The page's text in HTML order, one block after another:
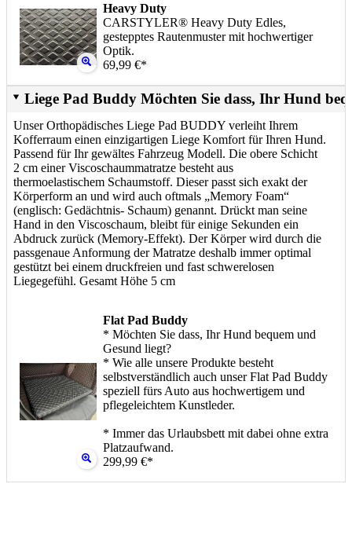
Heavy Duty
CARSTYLER® Heavy Duty Edles,
gestepptes Rautenmuster mit hochwertiger
Optik.
69,99 €*
Liege Pad Buddy Möchten Sie dass, Ihr Hund
Unser Orthopädisches Liege Pad BUDDY verleiht Ihrem
Kofferraum einen einzigartigen Liege Komfort für Ihren Hund.
Passend für Ihr gewältes Fahrzeug Modell. Die obere Schicht
2 cm einer Viscoschaummatratze besteht aus
thermoelastischem Schaumstoff. Dieser passt sich exakt der
Körperform an und wird auch oftmals „Memory Foam“
(englisch: Gedächtnis- Schaum) genannt. Drückt man seine
Hand in den Viscoschaum, bleibt für einige Sekunden ein
Abdruck zurück (Memory-Effekt). Der Körper wird durch die
passgenaue Anformung der Matratze deshalb immer optimal
gestützt bei einem druckfreien und fast schwerelosen
Liegegefühl. Gesamt Höhe 5 cm
Flat Pad Buddy
* Möchten Sie dass, Ihr Hund bequem und
Gesund liegt?
* Wie alle unsere Produkte besteht
selbstverständlich auch unser Flat Pad Buddy
speziell fürs Auto aus hochwertigem und
pflegeleichtem Kunstleder.
* Immer das Urlaubsbett mit dabei ohne extra
Platzaufwand.
299,99 €*